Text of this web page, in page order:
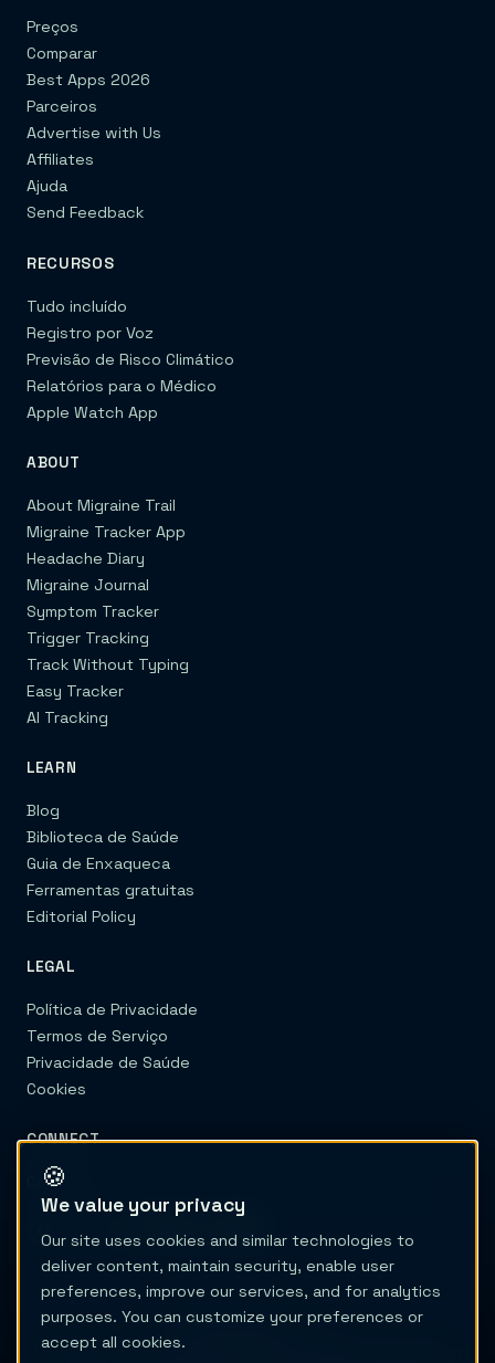
Preços
Comparar
Best Apps 2026
Parceiros
Advertise with Us
Affiliates
Ajuda
Send Feedback
RECURSOS
Tudo incluído
Registro por Voz
Previsão de Risco Climático
Relatórios para o Médico
Apple Watch App
ABOUT
About Migraine Trail
Migraine Tracker App
Headache Diary
Migraine Journal
Symptom Tracker
Trigger Tracking
Track Without Typing
Easy Tracker
AI Tracking
LEARN
Blog
Biblioteca de Saúde
Guia de Enxaqueca
Ferramentas gratuitas
Editorial Policy
LEGAL
Política de Privacidade
Termos de Serviço
Privacidade de Saúde
Cookies
CONNECT
Contato
© 2026 Migraine Trail
O Migraine Trail não é um prestador de cuidados de saúde nem
🍪
We value your privacy
Our site uses cookies and similar technologies to
deliver content, maintain security, enable user
preferences, improve our services, and for analytics
purposes. You can customize your preferences or
accept all cookies.